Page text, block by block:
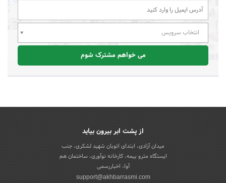
انتخاب سرویس
می خواهم مشترک شوم
از پشت ابر بیرون بیاید
میدان آزادی، ابتدای اتوبان شهید لشکری، جنب
ایستگاه مترو بیمه، کارخانه نوآوری، ساختمان هم
آوا، اخباررسمی
support@akhbarrasmi.com